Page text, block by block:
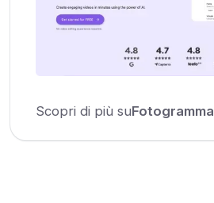
Scopri di più suFotogramma